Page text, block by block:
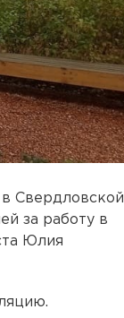
Свердловской
за работу в
Юлия